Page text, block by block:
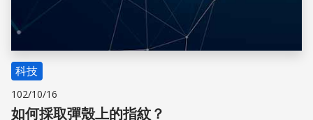
科技
102/10/16
如何採取彈殼上的指紋？